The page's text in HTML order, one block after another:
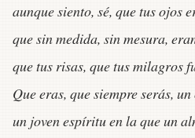
aunque siento, sé, que tus ojos
que sin medida, sin mesura,
que tus risas, que tus milagros
Que eras, que siempre serás,
un joven espíritu en la que un